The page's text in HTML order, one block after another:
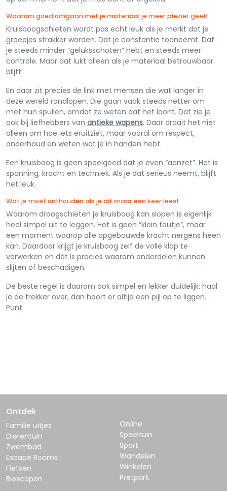
Waarom goed omgaan met je materiaal je meer plezier geeft
Kruisboogschieten wordt pas echt leuk als je merkt dat je
groepjes strakker worden. Dat je constantie toeneemt. Dat
je steeds minder “geluksschoten” hebt en steeds meer
controle. Maar dat lukt alleen als je materiaal betrouwbaar
blijft.
En daar zit precies de link met mensen die wat langer in
deze wereld rondlopen. Die gaan vaak steeds netter om
met hun spullen, omdat ze weten dat het loont. Dat zie je
ook bij liefhebbers van antieke wapens. Daar draait het niet
alleen om hoe iets eruitziet, maar vooral om respect,
onderhoud en weten wat je in handen hebt.
Een kruisboog is geen speelgoed dat je even “aanzet”. Het is
spanning, kracht en techniek. Als je dat serieus neemt, blijft
het leuk.
Wat je moet onthouden als je dit maar één keer leest
Waarom droogschieten je kruisboog kan slopen is eigenlijk
heel simpel uit te leggen. Het is geen “klein foutje”, maar
een moment waarop alle opgebouwde kracht nergens heen
kan. Daardoor krijgt je kruisboog zelf de volle klap te
verwerken en dát is precies waarom onderdelen kunnen
slijten of beschadigen.
De beste regel is daarom ook simpel en lekker duidelijk: haal
je de trekker over, dan hoort er altijd een pijl op te liggen.
Punt.
Ontdek
Familie uitjes
Dierentuin
Zwembad
Escape Rooms
Fietsen
Bioscopen
Online
Speeltuin
Sport
Wandelen
Winkelen
Pretpark